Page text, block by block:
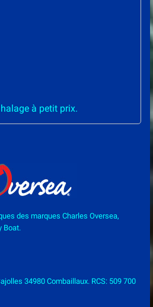
à petit prix.
des marques Charles Oversea,
Boat.
34980 Combaillaux. RCS: 509 700